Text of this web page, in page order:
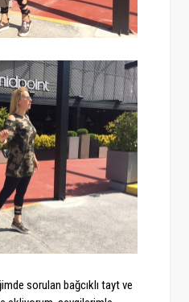
sorulan bağcıklı tayt ve